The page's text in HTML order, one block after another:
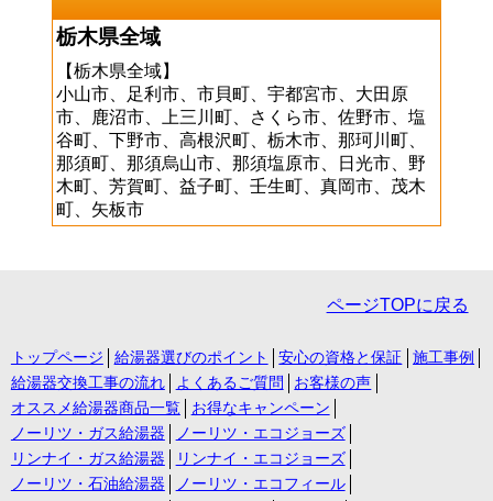
栃木県全域
【栃木県全域】
小山市、足利市、市貝町、宇都宮市、大田原
市、鹿沼市、上三川町、さくら市、佐野市、塩
谷町、下野市、高根沢町、栃木市、那珂川町、
那須町、那須烏山市、那須塩原市、日光市、野
木町、芳賀町、益子町、壬生町、真岡市、茂木
町、矢板市
ページTOPに戻る
トップページ 給湯器選びのポイント 安心の資格と保証
施工事例
給湯器交換工事の流れ
よくあるご質問
お客様の声
オススメ給湯器商品一覧
お得なキャンペーン
ノーリツ・ガス給湯器
ノーリツ・エコジョーズ
リンナイ・ガス給湯器
リンナイ・エコジョーズ
ノーリツ・石油給湯器
ノーリツ・エコフィール